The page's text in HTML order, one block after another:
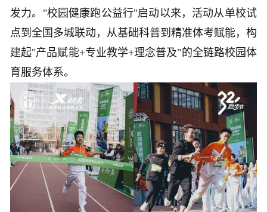
发力。"校园健康跑公益行"启动以来，活动从单校试
点到全国多城联动，从基础科普到精准体考赋能，构
建起"产品赋能+专业教学+理念普及"的全链路校园体
育服务体系。